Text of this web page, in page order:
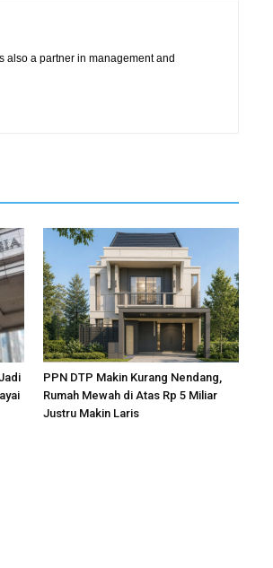
also a partner in management and
PPN DTP Makin Kurang Nendang,
Rumah Mewah di Atas Rp 5 Miliar
Justru Makin Laris